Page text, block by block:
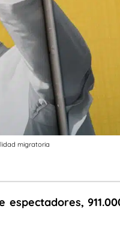
migratoria
espectadores,